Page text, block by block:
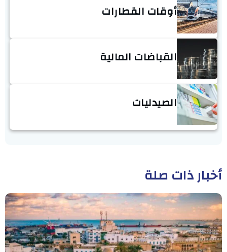
أوقات القطارات
القباضات المالية
الصيدليات
أخبار ذات صلة